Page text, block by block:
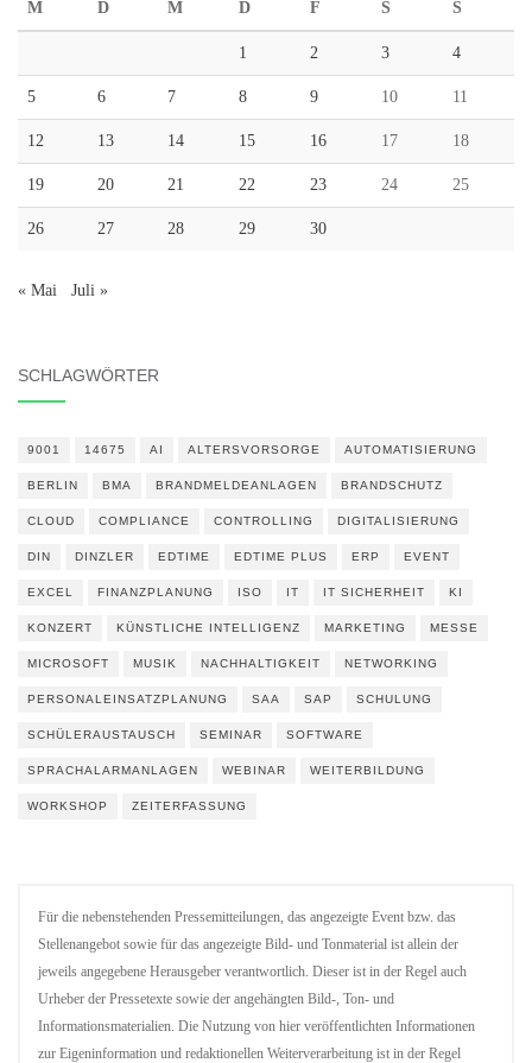
M D M D F S S
1 2 3 4
5 6 7 8 9 10 11
12 13 14 15 16 17 18
19 20 21 22 23 24 25
26 27 28 29 30
« Mai Juli »
SCHLAGWÖRTER
9001 14675 AI ALTERSVORSORGE AUTOMATISIERUNG
BERLIN BMA BRANDMELDEANLAGEN BRANDSCHUTZ
CLOUD COMPLIANCE CONTROLLING DIGITALISIERUNG
DIN DINZLER EDTIME EDTIME PLUS ERP EVENT
EXCEL FINANZPLANUNG ISO IT IT SICHERHEIT KI
KONZERT KÜNSTLICHE INTELLIGENZ MARKETING MESSE
MICROSOFT MUSIK NACHHALTIGKEIT NETWORKING
PERSONALEINSATZPLANUNG SAA SAP SCHULUNG
SCHÜLERAUSTAUSCH SEMINAR SOFTWARE
SPRACHALARMANLAGEN WEBINAR WEITERBILDUNG
WORKSHOP ZEITERFASSUNG
Für die nebenstehenden Pressemitteilungen, das angezeigte Event bzw. das
Stellenangebot sowie für das angezeigte Bild- und Tonmaterial ist allein der
jeweils angegebene Herausgeber verantwortlich. Dieser ist in der Regel auch
Urheber der Pressetexte sowie der angehängten Bild-, Ton- und
Informationsmaterialien. Die Nutzung von hier veröffentlichten Informationen
zur Eigeninformation und redaktionellen Weiterverarbeitung ist in der Regel